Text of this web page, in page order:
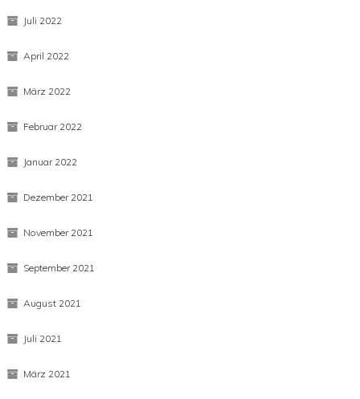
Dezember 2022
Oktober 2022
Juli 2022
April 2022
März 2022
Februar 2022
Januar 2022
Dezember 2021
November 2021
September 2021
August 2021